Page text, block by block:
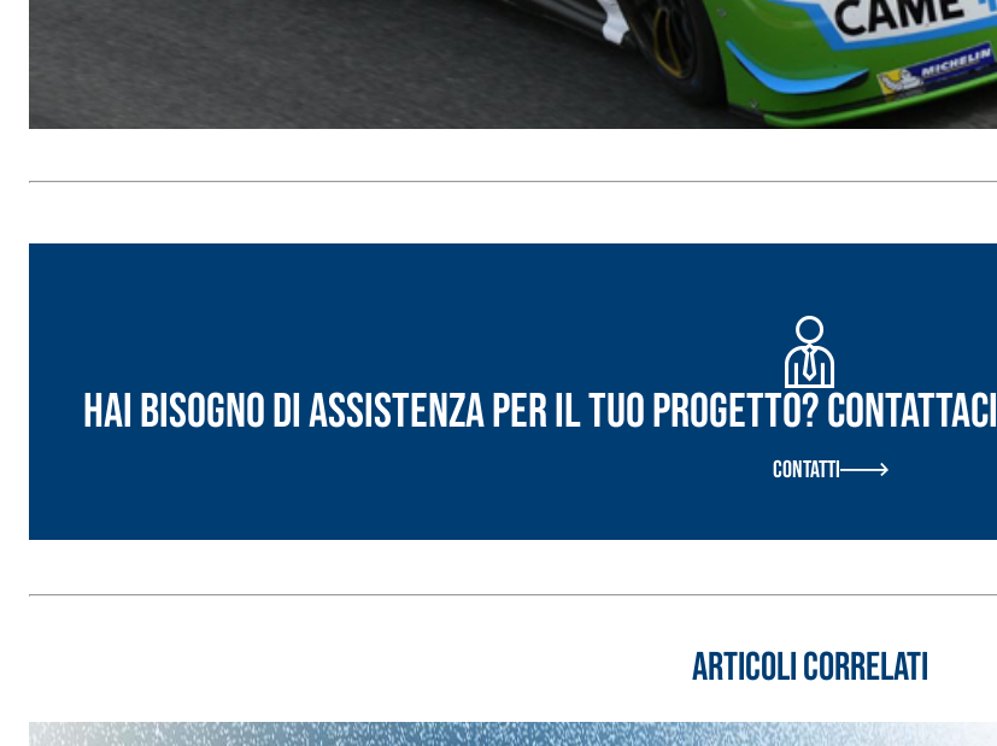
Hai bisogno di assistenza per il tuo progetto? Contattaci
Contatti
Articoli correlati